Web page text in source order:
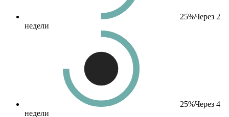
25%Через 2
недели
25%Через 4
недели